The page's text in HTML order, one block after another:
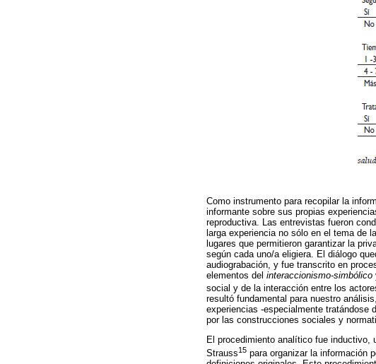
Como instrumento para recopilar la
informante sobre sus propias
reproductiva. Las entrevistas fueron
larga experiencia no sólo en el tema de
lugares que permitieron garantizar la
según cada uno/a eligiera. El diálogo
audiograbación, y fue transcrito en
elementos del interaccionismo-simbólico
social y de la interacción entre los
resultó fundamental para nuestro
experiencias -especialmente tratándose
por las construcciones sociales y
El procedimiento analítico fue inductivo,
Strauss15 para organizar la información